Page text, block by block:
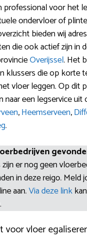
professional voor het
ondervloer of
bieden wij
die ook actief zijn in
Overijssel. Het
klussers die op korte
vloer leggen. Op dit
naar een legservice uit
,Heemserveen,
.
er nog geen
in deze reigo. Meld
aan.Via deze link
voor vloer